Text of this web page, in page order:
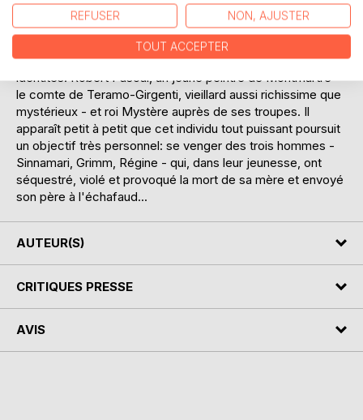
publique Eustache Grimm et le colonel Régine, afin de leur
faire assister en direct à l'évasion du condamné, qu'il ne
peuvent empêcher. Le récit voit ensuite le roi Mystère
prendre toute son ampleur. L'homme dispose de trois
identités: Robert Pascal, un jeune peintre de Montmartre -
le comte de Teramo-Girgenti, vieillard aussi richissime que
mystérieux - et roi Mystère auprès de ses troupes. Il
apparaît petit à petit que cet individu tout puissant poursuit
un objectif très personnel: se venger des trois hommes -
Sinnamari, Grimm, Régine - qui, dans leur jeunesse, ont
séquestré, violé et provoqué la mort de sa mère et envoyé
son père à l'échafaud...
AUTEUR(S)
CRITIQUES PRESSE
AVIS
REFUSER NON, AJUSTER
TOUT ACCEPTER